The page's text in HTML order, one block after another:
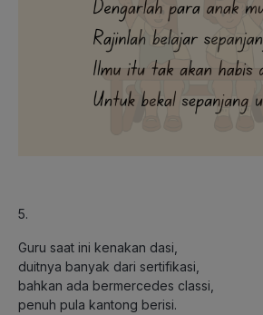
5.
Guru saat ini kenakan dasi,
duitnya banyak dari sertifikasi,
bahkan ada bermercedes classi,
penuh pula kantong berisi.